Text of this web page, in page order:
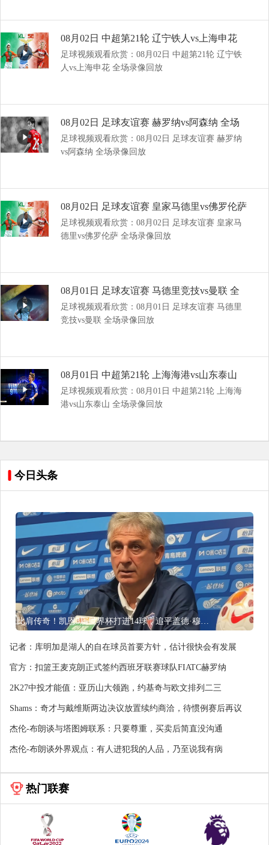
08月02日 中超第21轮 辽宁铁人vs上海申花
全场录像回放
足球视频观看欣赏：08月02日 中超第21轮 辽宁铁
人vs上海申花 全场录像回放
08月02日 足球友谊赛 赫罗纳vs阿森纳 全场
录像回放
足球视频观看欣赏：08月02日 足球友谊赛 赫罗纳
vs阿森纳 全场录像回放
08月02日 足球友谊赛 皇家马德里vs佛罗伦萨
全场录像回放
足球视频观看欣赏：08月02日 足球友谊赛 皇家马
德里vs佛罗伦萨 全场录像回放
08月01日 足球友谊赛 马德里竞技vs曼联 全
场录像回放
足球视频观看欣赏：08月01日 足球友谊赛 马德里
竞技vs曼联 全场录像回放
08月01日 中超第21轮 上海海港vs山东泰山
全场录像回放
足球视频观看欣赏：08月01日 中超第21轮 上海海
港vs山东泰山 全场录像回放
今日头条
比肩传奇！凯恩3届世界杯打进14球，追平盖德·穆勒并排前史第5
记者：库明加是湖人的自在球员首要方针，估计很快会有发展
官方：扣篮王麦克朗正式签约西班牙联赛球队FIATC赫罗纳
2K27中投才能值：亚历山大领跑，约基奇与欧文排列二三
Shams：奇才与戴维斯两边决议放置续约商洽，待惯例赛后再议
杰伦-布朗谈与塔图姆联系：只要尊重，买卖后简直没沟通
杰伦-布朗谈外界观点：有人进犯我的人品，乃至说我有病
热门联赛